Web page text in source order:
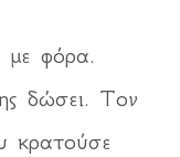
φόρα.
δώσει. Τον
κρατούσε